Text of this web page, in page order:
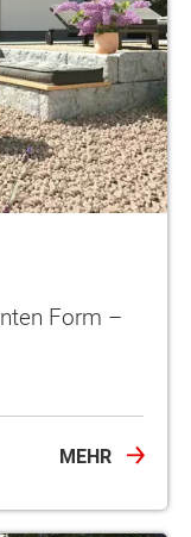
Form –
MEHR